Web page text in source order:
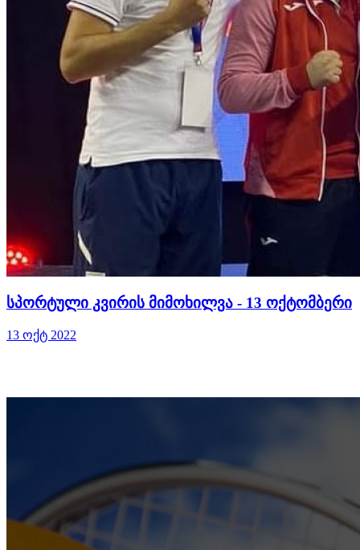
სპორტული კვირის მიმოხილვა - 13 ოქტომბერი
13 ოქტ 2022